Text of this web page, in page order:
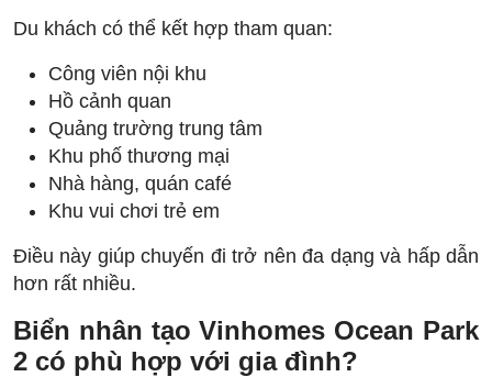
Du khách có thể kết hợp tham quan:
Công viên nội khu
Hồ cảnh quan
Quảng trường trung tâm
Khu phố thương mại
Nhà hàng, quán café
Khu vui chơi trẻ em
Điều này giúp chuyến đi trở nên đa dạng và hấp dẫn
hơn rất nhiều.
Biển nhân tạo Vinhomes Ocean Park
2 có phù hợp với gia đình?